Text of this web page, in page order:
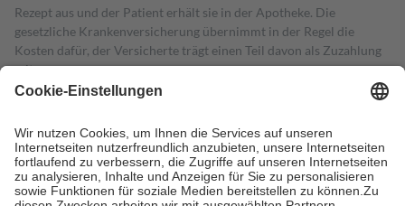
Rezept aus und der Patient erhält sie in der Apotheke. Die
gesetzliche Krankenversicherung übernimmt in der Regel die
Kosten dafür, der Versicherte trägt einen Teil davon als Zuzahlung
mit.
Grundsätzlich leisten Mitglieder Zuzahlungen in Höhe von zehn
höchstens zehn Euro.
Es sind jedoch nie mehr als die tatsächlichen
Kosten der Leistung zu entrichten.
Diese Regeln gelten grundsätzlich auch für Online-Apotheken.
Bei Heilmitteln und häuslicher Krankenpflege beträgt die
Zuzahlung zehn Prozent der Kosten sowie zehn Euro je